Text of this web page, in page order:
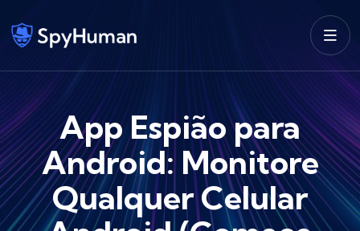
App Espião para
Android: Monitore
Qualquer Celular